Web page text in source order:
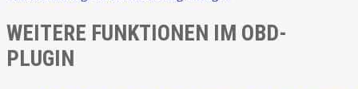
WEITERE FUNKTIONEN IM OBD-
PLUGIN